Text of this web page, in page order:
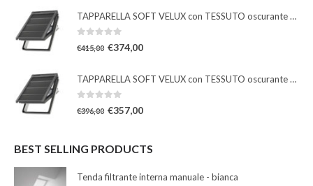
TAPPARELLA SOFT VELUX con TESSUTO oscurante solare
€415,00 €374,00
TAPPARELLA SOFT VELUX con TESSUTO oscurante solare
€396,00 €357,00
BEST SELLING PRODUCTS
Tenda filtrante interna manuale - bianca